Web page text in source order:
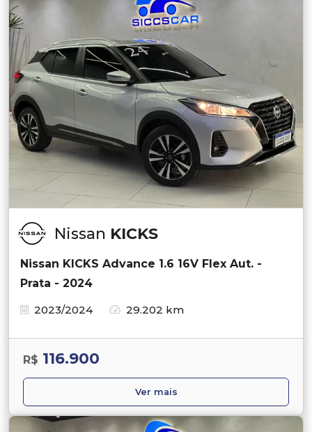
Nissan KICKS
Nissan KICKS Advance 1.6 16V Flex Aut. -
Prata - 2024
2023/2024
29.202 km
R$ 116.900
Ver mais